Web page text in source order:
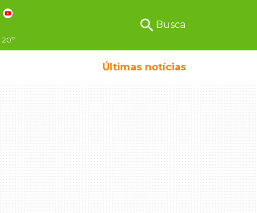
20º
search Busca
Últimas notícias